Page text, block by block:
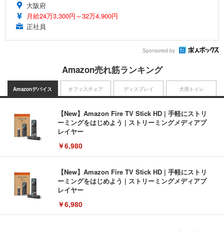
大阪府
月給24万3,300円～32万4,900円
正社員
Sponsored by
Amazon売れ筋ランキング
Amazonデバイス
【New】Amazon Fire TV Stick HD | 手軽にストリ
ーミングをはじめよう | ストリーミングメディアプ
レイヤー
￥6,980
【New】Amazon Fire TV Stick HD | 手軽にストリ
ーミングをはじめよう | ストリーミングメディアプ
レイヤー
￥6,980
オフィスチェア ディスプレイ 犬用トイレ